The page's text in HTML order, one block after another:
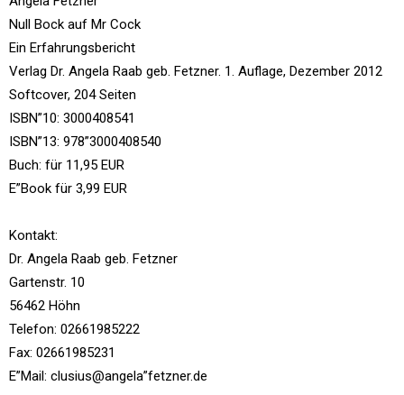
Null Bock auf Mr Cock
Ein Erfahrungsbericht
Verlag Dr. Angela Raab geb. Fetzner. 1. Auflage, Dezember 2012
Softcover, 204 Seiten
ISBN”10: 3000408541
ISBN”13: 978”3000408540
Buch: für 11,95 EUR
E”Book für 3,99 EUR
Kontakt:
Dr. Angela Raab geb. Fetzner
Gartenstr. 10
56462 Höhn
Telefon: 02661985222
Fax: 02661985231
E”Mail: clusius@angela”fetzner.de